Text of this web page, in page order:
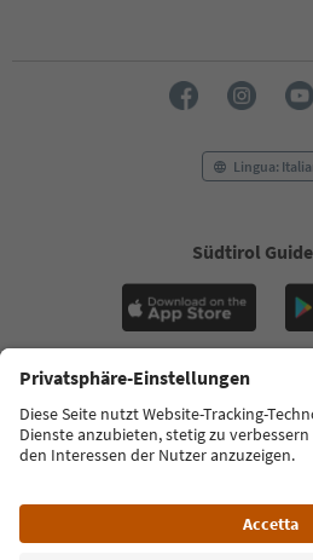
Lingua:
Südtirol
FAQ Contatti Press
Termini e condizioni
Alto Adige